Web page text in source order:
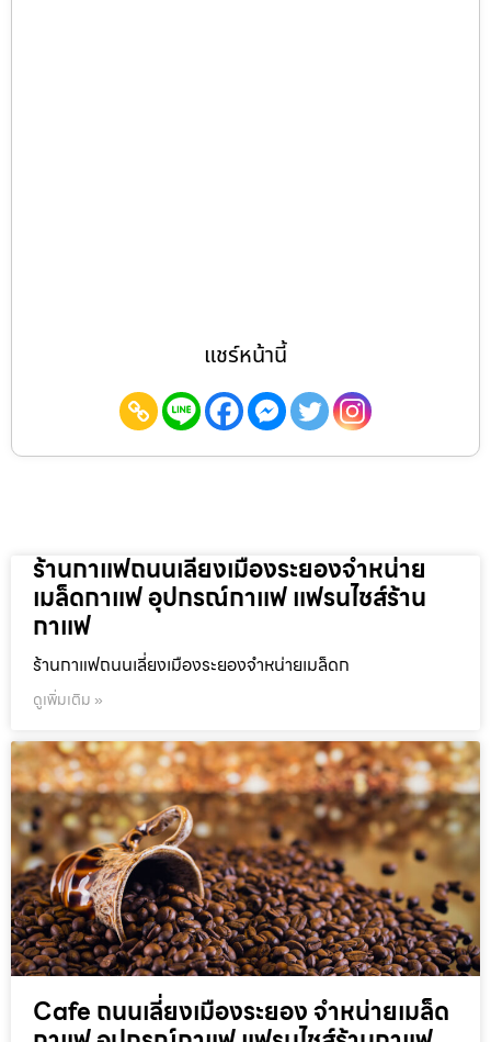
แชร์หน้านี้
ร้านกาแฟถนนเลี่ยงเมืองระยองจำหน่าย
เมล็ดกาแฟ อุปกรณ์กาแฟ แฟรนไชส์ร้าน
กาแฟ
ร้านกาแฟถนนเลี่ยงเมืองระยองจำหน่ายเมล็ดก
ดูเพิ่มเติม »
Cafe ถนนเลี่ยงเมืองระยอง จำหน่ายเมล็ด